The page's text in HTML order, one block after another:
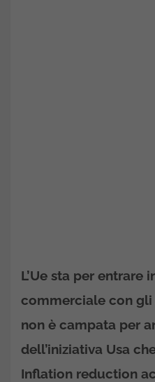
L’Ue sta per entrare
commerciale con gli
non è campata per
dell’iniziativa Usa
Inflation reduction